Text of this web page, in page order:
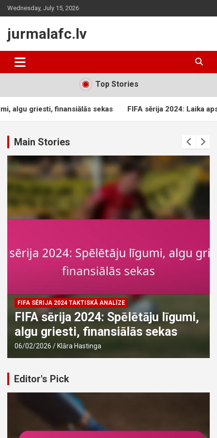
Skip
to
Wednesday, July 15, 2026
jurmalafc.lv
Top Stories
sekas FIFA sērija 2024: Laika apstākļu ietekme,
Main Stories
FIFA sērija 2024: Laika apstākļu
ietekme, laukuma stāvoklis, pūļa
ietekme
04/02/2026 Klāra Hastinga
Editor's Pick